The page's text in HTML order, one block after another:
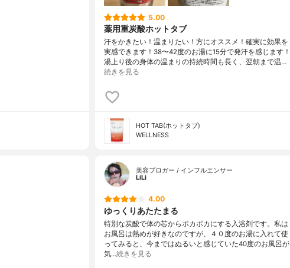
5.00
薬用重炭酸ホットタブ
汗をかきたい！温まりたい！方にオススメ！確実に効果を
実感できます！38〜42度のお湯に15分で発汗を感じます！
湯上り後の身体の温まりの持続時間も長く、翌朝まで温…
続きを見る
HOT TAB(ホットタブ)
WELLNESS
美容ブロガー / インフルエンサー
LiLi
4.00
ゆっくりあたたまる
特別な炭酸で体の芯からポカポカにする入浴剤です。私は
お風呂は熱めが好きなのですが、４０度のお湯に入れて使
ってみると、今まではぬるいと感じていた40度のお風呂が
気…続きを見る